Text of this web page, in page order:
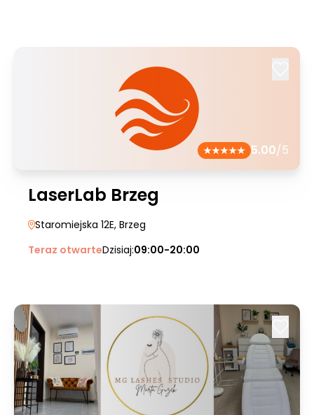
5.00/5
LaserLab Brzeg
Staromiejska 12E, Brzeg
Teraz otwarteDzisiaj:09:00-20:00